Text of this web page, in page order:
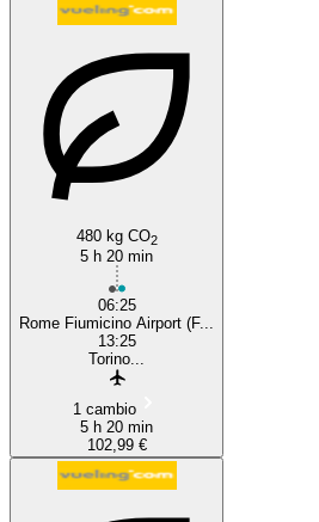
480 kg CO2
5 h 20 min
06:25
Rome Fiumicino Airport (F...
13:25
Torino...
1 cambio
5 h 20 min
102,99 €